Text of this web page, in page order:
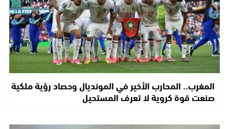
المغرب.. المحارب الأخير في المونديال وحصاد رؤية ملكية
صنعت قوة كروية لا تعرف المستحيل